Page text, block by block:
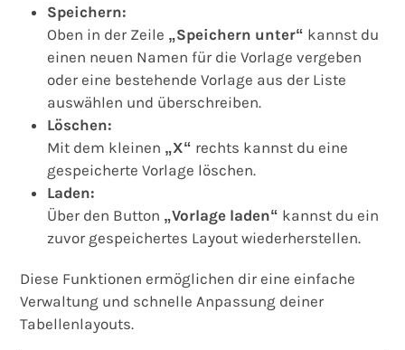
Speichern:
Oben in der Zeile „Speichern unter“ kannst du
einen neuen Namen für die Vorlage vergeben
oder eine bestehende Vorlage aus der Liste
auswählen und überschreiben.
Löschen:
Mit dem kleinen „X“ rechts kannst du eine
gespeicherte Vorlage löschen.
Laden:
Über den Button „Vorlage laden“ kannst du ein
zuvor gespeichertes Layout wiederherstellen.
Diese Funktionen ermöglichen dir eine einfache
Verwaltung und schnelle Anpassung deiner
Tabellenlayouts.